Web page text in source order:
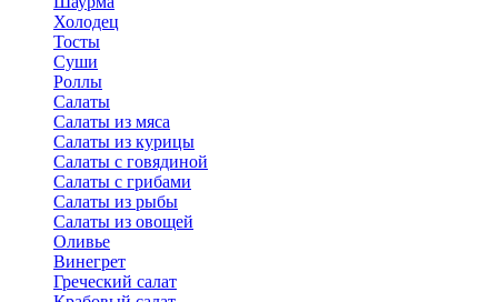
Холодец
Тосты
Суши
Роллы
Салаты
Салаты из мяса
Салаты из курицы
Салаты с говядиной
Салаты с грибами
Салаты из рыбы
Салаты из овощей
Оливье
Винегрет
Греческий салат